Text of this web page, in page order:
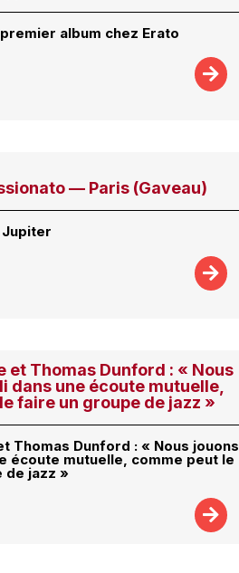
album chez Erato
— Paris (Gaveau)
et Thomas Dunford : « Nous
dans une écoute mutuelle,
faire un groupe de jazz »
Thomas Dunford : « Nous jouons
écoute mutuelle, comme peut le
de jazz »